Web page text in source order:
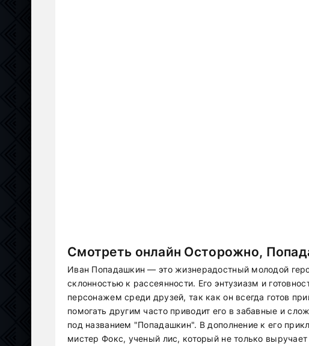
Смотреть онлайн Осторожно,
Иван Попадашкин — это жизнерадостный молодой
склонностью к рассеянности. Его энтузиазм и
персонажем среди друзей, так как он всегда готов
помогать другим часто приводит его в забавные и
под названием "Попадашкин". В дополнение к его
мистер Фокс, ученый лис, который не только